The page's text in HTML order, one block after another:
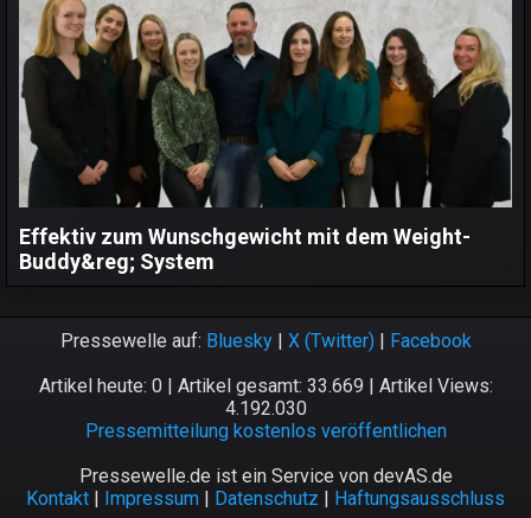
Effektiv zum Wunschgewicht mit dem Weight-
Buddy&reg; System
Pressewelle auf: Bluesky| X (Twitter)| Facebook
Artikel heute: 0 | Artikel gesamt: 33.669 | Artikel Views:
4.192.030
Pressemitteilung kostenlos veröffentlichen
Pressewelle.de ist ein Service von devAS.de
Kontakt | Impressum | Datenschutz | Haftungsausschluss